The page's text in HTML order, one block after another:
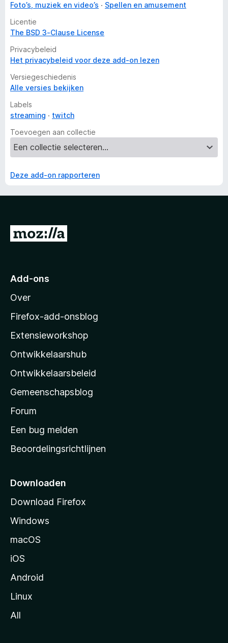
Foto’s, muziek en video’s
Spellen en amusement
Licentie
The BSD 3-Clause License
Privacybeleid
Het privacybeleid voor deze add-on lezen
Versiegeschiedenis
Alle versies bekijken
Labels
streaming
twitch
Toevoegen aan collectie
Deze add-on rapporteren
N
r
o
z
l
l
a
s
s
t
r
p
g
i
Add-ons
Over
Firefox-add-onsblog
Extensieworkshop
Ontwikkelaarshub
Ontwikkelaarsbeleid
Gemeenschapsblog
Forum
Een bug melden
Beoordelingsrichtlijnen
Downloaden
Download Firefox
Windows
macOS
iOS
Android
Linux
All